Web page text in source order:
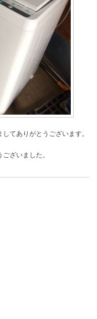
てありがとうございます。
ざいました。